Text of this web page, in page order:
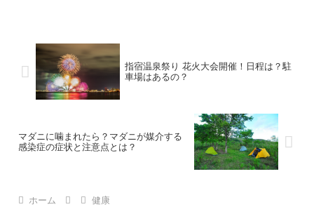
指宿温泉祭り 花火大会開催！日程は？駐
車場はあるの？
マダニに噛まれたら？マダニが媒介する
感染症の症状と注意点とは？
ホーム 健康